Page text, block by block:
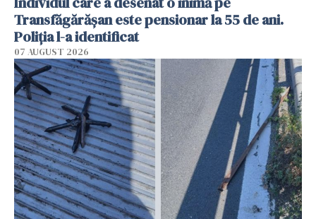
Transfăgărășan este pensionar la 55 de ani.
Poliția l-a identificat
07 AUGUST 2026